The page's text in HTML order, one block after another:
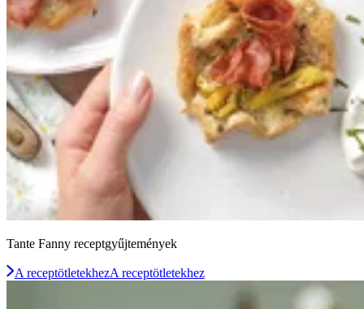
Tante Fanny receptgyűjtemények
A receptötletekhezA receptötletekhez